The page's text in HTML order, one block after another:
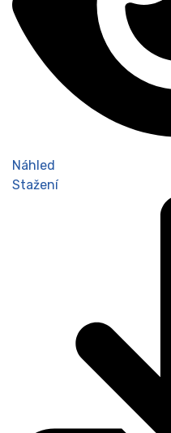
Náhled
Stažení